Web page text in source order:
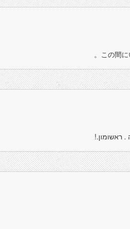
この間
ראשומון.!